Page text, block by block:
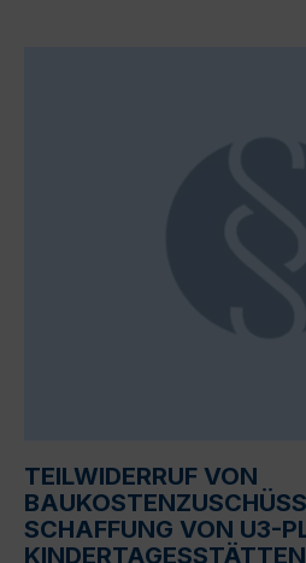
TEILWIDERRUF VON
SCHAFFUNG VON U3-